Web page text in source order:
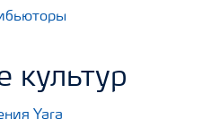
культур
Yara